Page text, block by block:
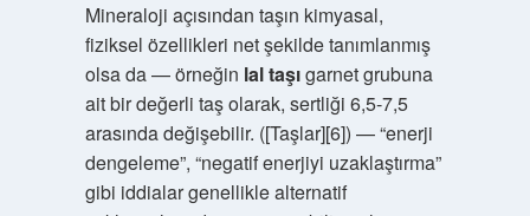
Mineraloji açısından taşın kimyasal,
fiziksel özellikleri net şekilde tanımlanmış
olsa da — örneğin lal taşıgarnet grubuna
ait bir değerli taş olarak, sertliği 6,5‑7,5
arasında değişebilir. ([Taşlar][6]) — “enerji
dengeleme”, “negatif enerjiyi uzaklaştırma”
gibi iddialar genellikle alternatif